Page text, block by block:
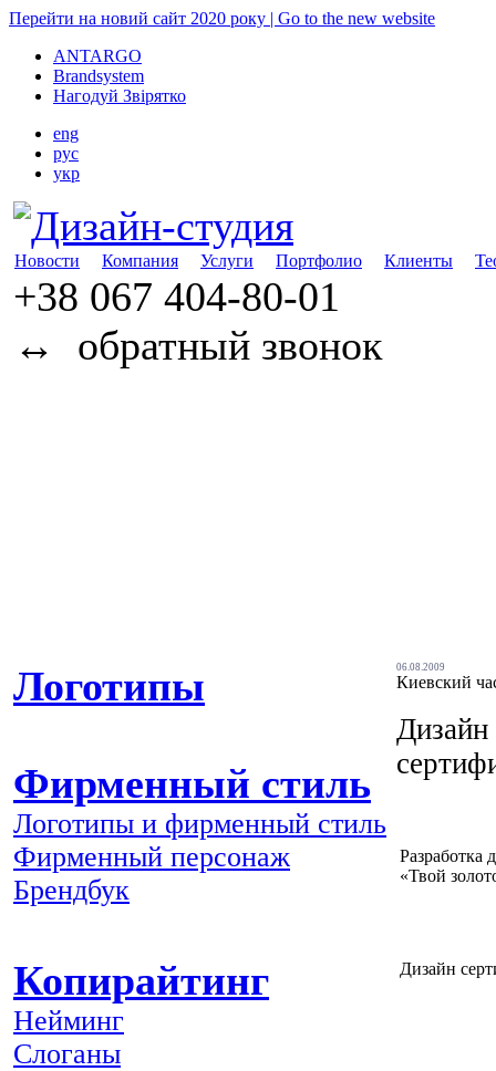
Перейти на новий сайт 2020 року | Go to the new website
ANTARGO
Brandsystem
Нагодуй Звірятко
eng
рус
укр
Новости Компания Услуги Портфолио Клиенты
+38 067 404-80-01
↔
обратный звонок
Логотипы
Фирменный стиль
Логотипы и фирменный стиль
Фирменный персонаж
Брендбук
Копирайтинг
Нейминг
Слоганы
06.08.2009
Киевский
Дизайн
Разработка
«Твой
Дизайн